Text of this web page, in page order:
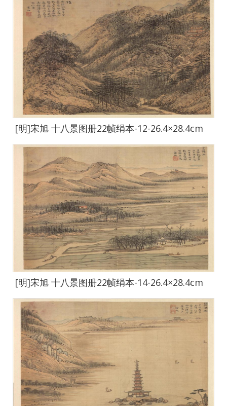
[明]宋旭 十八景图册22帧绢本-12-26.4×28.4cm
[明]宋旭 十八景图册22帧绢本-14-26.4×28.4cm